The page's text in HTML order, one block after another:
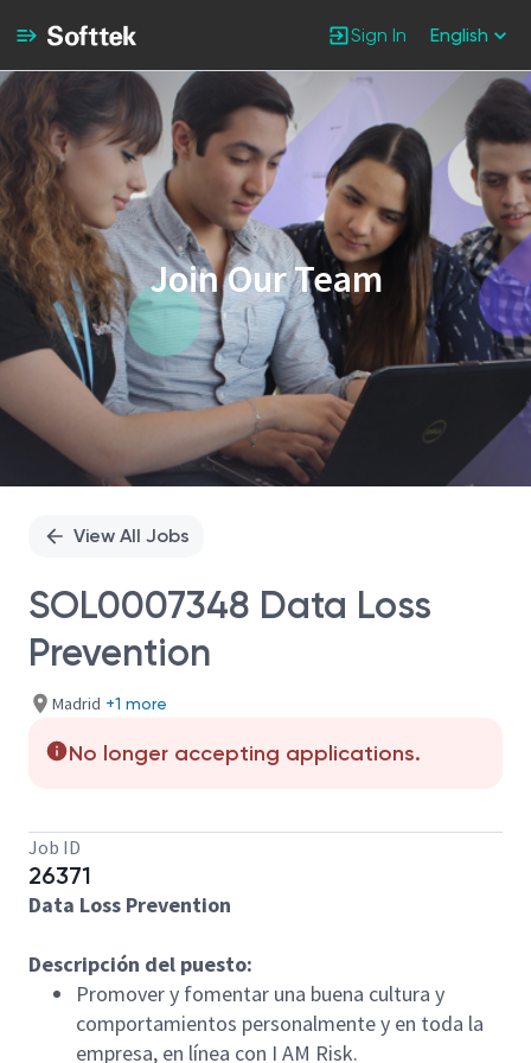
Sign In English
Single
Position
Join Our Team
View All Jobs
SOL0007348 Data Loss
Prevention
Madrid +1 more
No longer accepting applications.
Job ID
26371
Data Loss Prevention
Descripción del puesto:
Promover y fomentar una buena cultura y
comportamientos personalmente y en toda la
empresa, en línea con I AM Risk.